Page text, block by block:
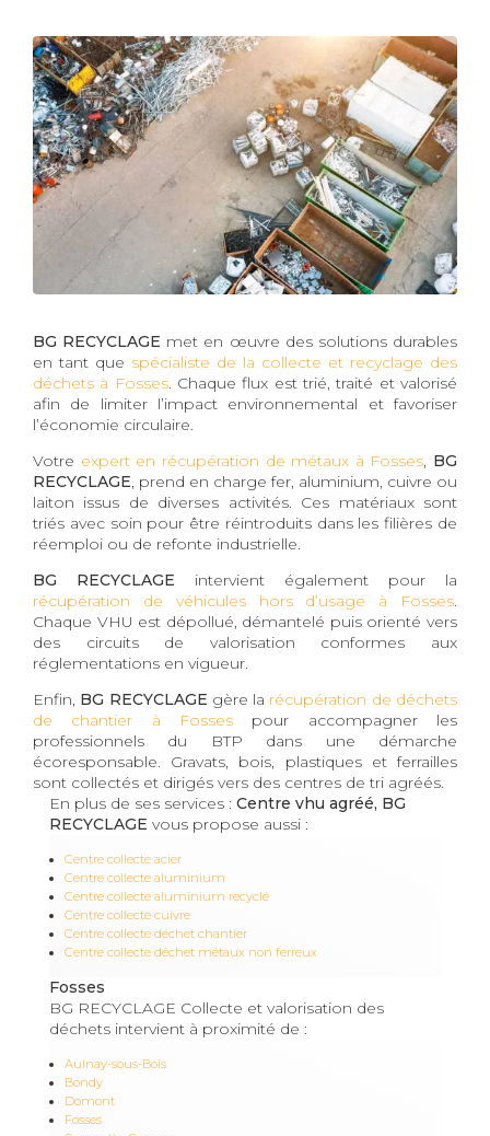
BG RECYCLAGE met en œuvre des solutions durables
en tant que spécialiste de la collecte et recyclage des
déchets à Fosses. Chaque flux est trié, traité et valorisé
afin de limiter l’impact environnemental et favoriser
l’économie circulaire.
Votre expert en récupération de métaux à Fosses, BG
RECYCLAGE, prend en charge fer, aluminium, cuivre ou
laiton issus de diverses activités. Ces matériaux sont
triés avec soin pour être réintroduits dans les filières de
réemploi ou de refonte industrielle.
BG RECYCLAGE intervient également pour la
récupération de véhicules hors d’usage à Fosses.
Chaque VHU est dépollué, démantelé puis orienté vers
des circuits de valorisation conformes aux
réglementations en vigueur.
Enfin, BG RECYCLAGE gère la récupération de déchets
de chantier à Fosses pour accompagner les
professionnels du BTP dans une démarche
écoresponsable. Gravats, bois, plastiques et ferrailles
sont collectés et dirigés vers des centres de tri agréés.
En plus de ses services : Centre vhu agréé, BG
RECYCLAGE vous propose aussi :
Centre collecte acier
Centre collecte aluminium
Centre collecte aluminium recyclé
Centre collecte cuivre
Centre collecte déchet chantier
Centre collecte déchet métaux non ferreux
Fosses
BG RECYCLAGE Collecte et valorisation des
déchets intervient à proximité de :
Aulnay-sous-Bois
Bondy
Domont
Fosses